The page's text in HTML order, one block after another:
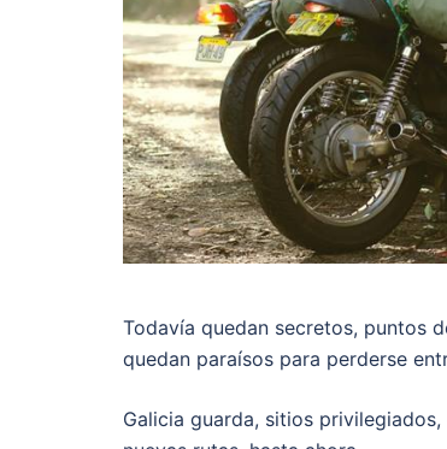
Todavía quedan secretos, puntos
quedan paraísos para perderse
Galicia guarda, sitios